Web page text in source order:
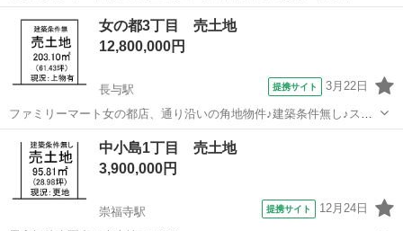
（318.97平米）のゆとりある宅地をご紹介します。 長崎市内では大変
希少な「平坦地」かつ「整形地」です。売主による直接の出品ですの
で、不動産屋さんを通す...
長崎 長崎市 大橋駅 土地販売/土地売買
女の都3丁目 売土地
12,800,000円
長与駅 提携サイト 3月22日
ファミリーマート女の都店、通り沿いの角地物件♪建築条件無し♪スー
パー・小学校も近く生活便利地です♪現在古家有ですが売主様にて解体
してお渡し致します(^^)/
長崎 長崎市 長与駅 土地販売/土地売買
中小島1丁目 売土地
3,900,000円
崇福寺駅 提携サイト 12月24日